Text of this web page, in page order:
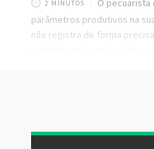
2 MINUTOS
O pecuarista
parâmetros produtivos na
não registra de forma
rebanho, pode ser levado a